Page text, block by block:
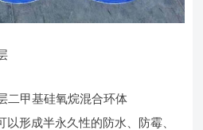
二甲基硅氧烷混合环体
以形成半永久性的防水、防霉、